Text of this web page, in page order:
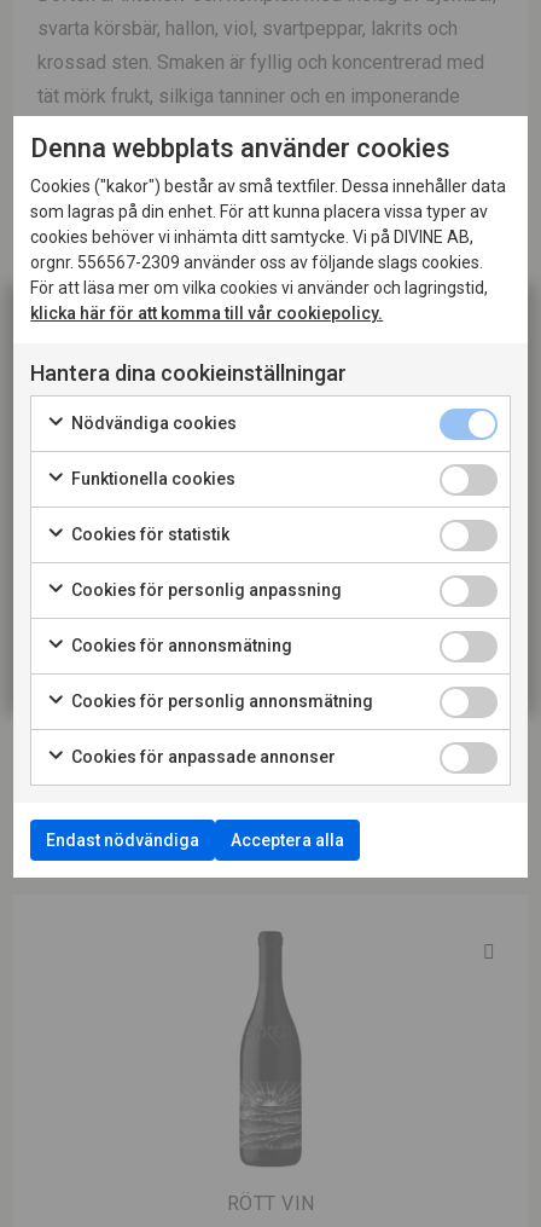
svarta körsbär, hallon, viol, svartpeppar, lakrits och
krossad sten. Smaken är fyllig och koncentrerad med
tät mörk frukt, silkiga tanniner och en imponerande
blåbär, örter, kakao och kryddor samsas med en kalkig
mineralitet och livlig syra som ger energi och precision.
Avslutet är mycket långt, nyanserat och elegant med
stor lagringspotential.
Passar till:
vilt, vildsvin och långkok på nöt. Det fungerar även
mycket väl till tryffelrätter, svampbaserade rätter,
grillade grönsaker och lagrade hårdostar. Den stora
koncentrationen och strukturen gör vinet till en idealisk
partner till kraftfull gastronomi och festmåltider.
LADDA NER PRODUKTBLAD
LÄS MER OM PRODUCENTEN
RÖTT VIN
Denna sida innehåller information om alkoholhaltiga
drycker och riktar sig till dig som fyllt 20 år. När jag
bekräftar att jag är 20 år eller äldre godkänner jag
också att webbplatsen använder cookies.
KONSUMENT
RESTAURANG
Denna webbplats använder cookies
Cookies ("kakor") består av små textfiler. Dessa innehåller data
som lagras på din enhet. För att kunna placera vissa typer av
cookies behöver vi inhämta ditt samtycke. Vi på DIVINE AB,
orgnr. 556567-2309 använder oss av följande slags cookies.
För att läsa mer om vilka cookies vi använder och lagringstid,
klicka här för att komma till vår cookiepolicy.
Hantera dina cookieinställningar
Nödvändiga cookies
Funktionella cookies
Cookies för statistik
Cookies för personlig anpassning
Cookies för annonsmätning
Cookies för personlig annonsmätning
Cookies för anpassade annonser
Endast nödvändiga Acceptera alla